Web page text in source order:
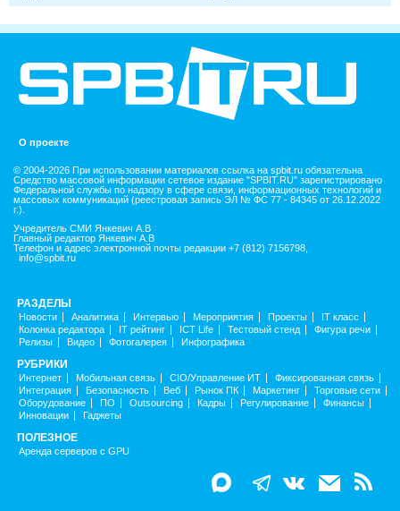
О проекте
© 2004-2026 При использовании материалов ссылка на spbit.ru обязательна
Средство массовой информации сетевое издание "SPBIT.RU" зарегистрировано
Федеральной службы по надзору в сфере связи, информационных технологий и
массовых коммуникаций (реестровая запись ЭЛ № ФС 77 - 84345 от 26.12.2022
г.).
Учредитель СМИ Янкевич А.В
Главный редактор Янкевич А.В
Телефон и адрес электронной почты редакции +7 (812) 7156798,
info@spbit.ru
РАЗДЕЛЫ
Новости Аналитика Интервью Мероприятия Проекты
IT класс
Колонка редактора
IT рейтинг ICT Life Тестовый стенд
Фигура речи
Релизы
Видео Фотогалерея Инфографика
РУБРИКИ
Интернет Мобильная связь CIO/Управление ИТ
Фиксированная связь
Интеграция
Безопасность Веб Рынок ПК Маркетинг
Торговые сети
Оборудование
ПО Outsourcing Кадры Регулирование
Финансы
Инновации
Гаджеты
ПОЛЕЗНОЕ
Аренда серверов с GPU